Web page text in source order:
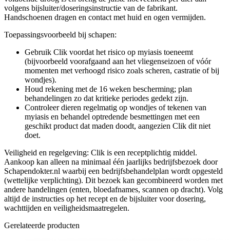
volgens bijsluiter/doseringsinstructie van de fabrikant.
Handschoenen dragen en contact met huid en ogen vermijden.
Toepassingsvoorbeeld bij schapen:
Gebruik Clik voordat het risico op myiasis toeneemt
(bijvoorbeeld voorafgaand aan het vliegenseizoen of vóór
momenten met verhoogd risico zoals scheren, castratie of bij
wondjes).
Houd rekening met de 16 weken bescherming; plan
behandelingen zo dat kritieke periodes gedekt zijn.
Controleer dieren regelmatig op wondjes of tekenen van
myiasis en behandel optredende besmettingen met een
geschikt product dat maden doodt, aangezien Clik dit niet
doet.
Veiligheid en regelgeving: Clik is een receptplichtig middel.
Aankoop kan alleen na minimaal één jaarlijks bedrijfsbezoek door
Schapendokter.nl waarbij een bedrijfsbehandelplan wordt opgesteld
(wettelijke verplichting). Dit bezoek kan gecombineerd worden met
andere handelingen (enten, bloedafnames, scannen op dracht). Volg
altijd de instructies op het recept en de bijsluiter voor dosering,
wachttijden en veiligheidsmaatregelen.
Gerelateerde producten